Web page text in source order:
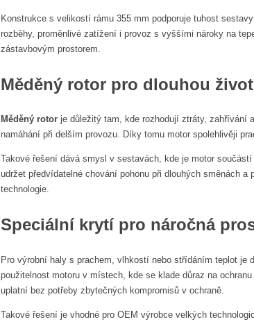
Konstrukce s velikostí rámu 355 mm podporuje tuhost
rozběhy, proměnlivé zatížení i provoz s vyššími nároky na
zástavbovým prostorem.
Měděný rotor pro dlouhou
Měděný rotor je důležitý tam, kde rozhodují ztráty, zahřívání
namáhání při delším provozu. Díky tomu motor spolehlivěji
Takové řešení dává smysl v sestavách, kde je motor
udržet předvídatelné chování pohonu při dlouhých směnách
technologie.
Speciální krytí pro náročná
Pro výrobní haly s prachem, vlhkostí nebo střídáním teplot
použitelnost motoru v místech, kde se klade důraz na
uplatní bez potřeby zbytečných kompromisů v ochraně.
Takové řešení je vhodné pro OEM výrobce velkých